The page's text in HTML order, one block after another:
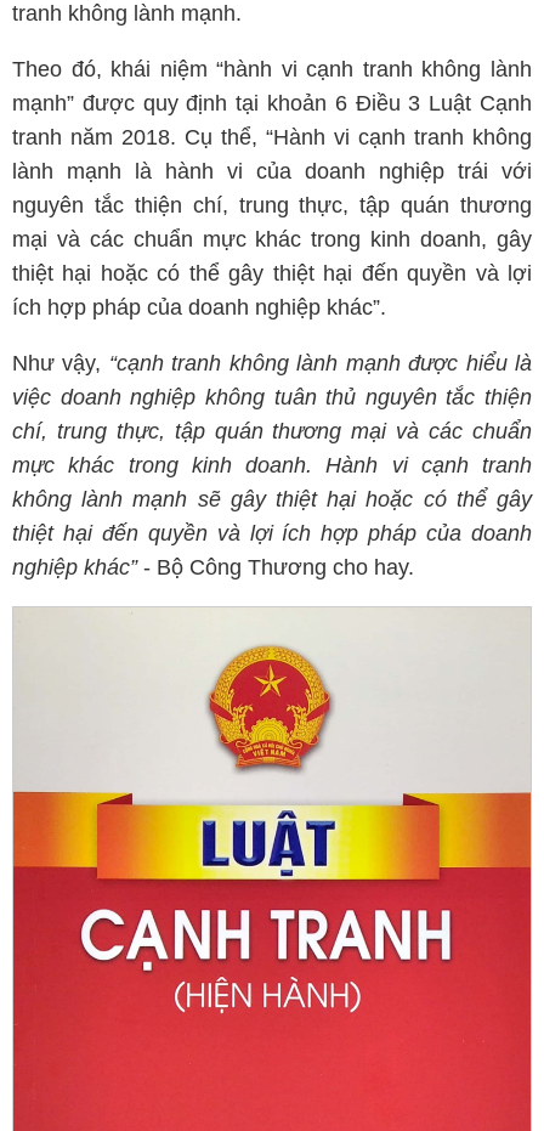
tranh không lành mạnh.
Theo đó, khái niệm “hành vi cạnh tranh không lành
mạnh” được quy định tại khoản 6 Điều 3 Luật Cạnh
tranh năm 2018. Cụ thể, “Hành vi cạnh tranh không
lành mạnh là hành vi của doanh nghiệp trái với
nguyên tắc thiện chí, trung thực, tập quán thương
mại và các chuẩn mực khác trong kinh doanh, gây
thiệt hại hoặc có thể gây thiệt hại đến quyền và lợi
ích hợp pháp của doanh nghiệp khác”.
Như vậy, “cạnh tranh không lành mạnh được hiểu là
việc doanh nghiệp không tuân thủ nguyên tắc thiện
chí, trung thực, tập quán thương mại và các chuẩn
mực khác trong kinh doanh. Hành vi cạnh tranh
không lành mạnh sẽ gây thiệt hại hoặc có thể gây
thiệt hại đến quyền và lợi ích hợp pháp của doanh
nghiệp khác”- Bộ Công Thương cho hay.